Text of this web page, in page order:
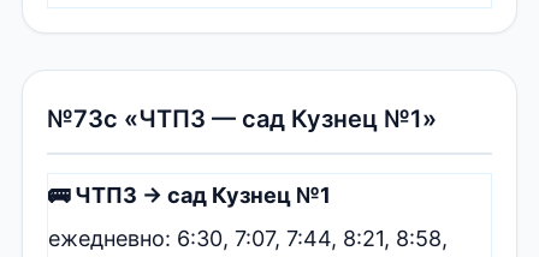
№73с «ЧТПЗ — сад Кузнец №1»
🚌 ЧТПЗ → сад Кузнец №1
ежедневно: 6:30, 7:07, 7:44, 8:21, 8:58,